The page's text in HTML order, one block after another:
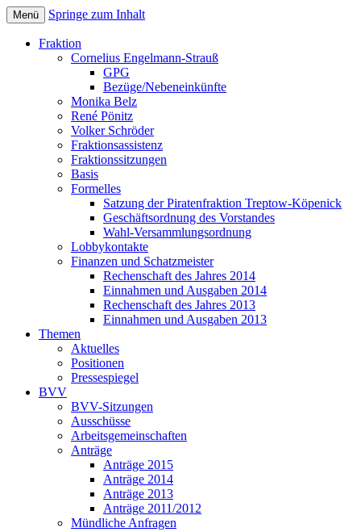
Piratenfraktion
Treptow-Köpenick
Menü Springe zum Inhalt
Fraktion
Cornelius Engelmann-Strauß
GPG
Bezüge/Nebeneinkünfte
Monika Belz
René Pönitz
Volker Schröder
Fraktionsassistenz
Fraktionssitzungen
Basis
Formelles
Satzung der Piratenfraktion Treptow-Köpenick
Geschäftsordnung des Vorstandes
Wahl-Versammlungsordnung
Lobbykontakte
Finanzen und Schatzmeister
Rechenschaft des Jahres 2014
Einnahmen und Ausgaben 2014
Rechenschaft des Jahres 2013
Einnahmen und Ausgaben 2013
Themen
Aktuelles
Positionen
Pressespiegel
BVV
BVV-Sitzungen
Ausschüsse
Arbeitsgemeinschaften
Anträge
Anträge 2015
Anträge 2014
Anträge 2013
Anträge 2011/2012
Mündliche Anfragen